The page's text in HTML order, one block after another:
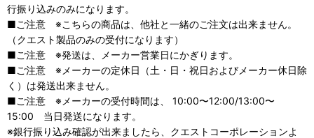
行振り込みのみになります。
■ご注意 ※こちらの商品は、他社と一緒のご注文は出来ません。
（クエスト製品のみの受付になります）
■ご注意 ※発送は、メーカー営業日にかぎります。
■ご注意 ※メーカーの定休日（土・日・祝日およびメーカー休日除
く）は発送出来ません。
■ご注意 ※メーカーの受付時間は、 10:00〜12:00/13:00〜
15:00 当日発送になります。
※銀行振り込み確認が出来ましたら、クエストコーポレーションよ